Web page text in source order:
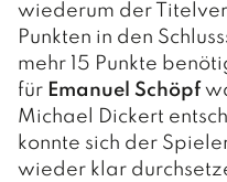
wiederum der
Punkten in den
mehr 15 Punkte
für Emanuel Schöpf
Michael Dickert
konnte sich der
wieder klar